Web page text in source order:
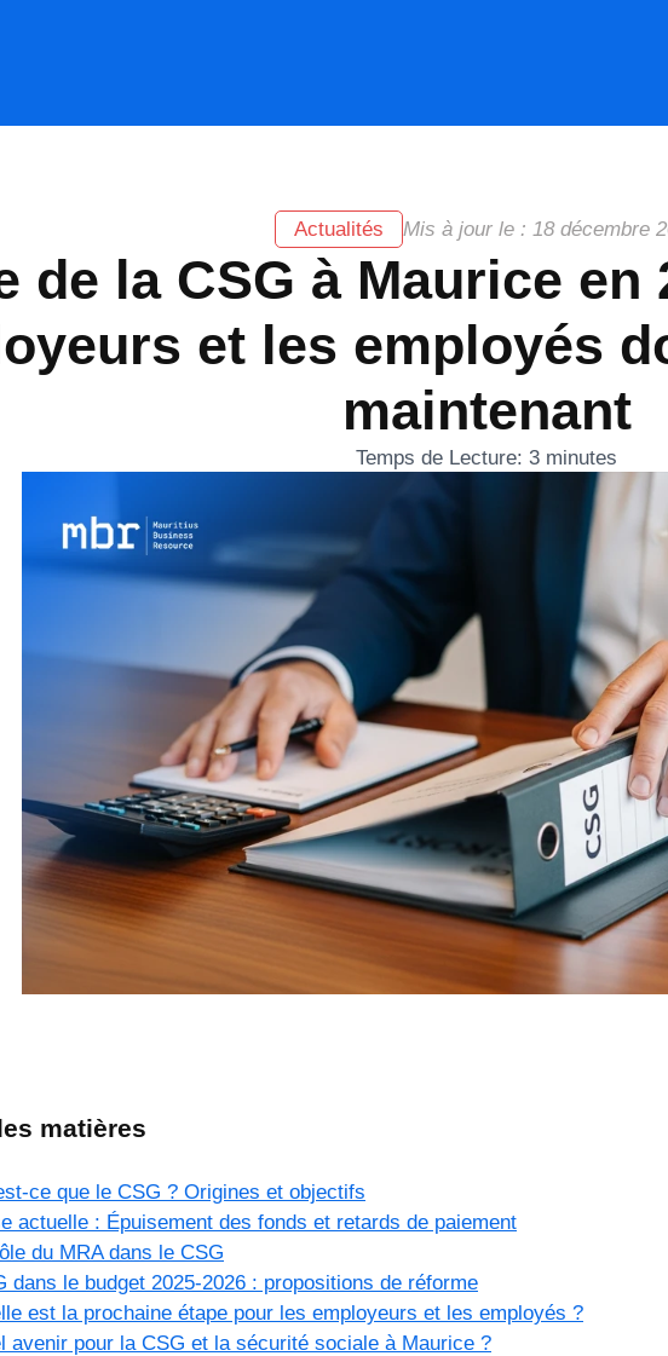
Actualités Mis à jour le : 18 décembre
de la CSG à Maurice en
et les employés
maintenant
Temps de Lecture: 3 minutes
matières
ce que le CSG ? Origines et objectifs
actuelle : Épuisement des fonds et retards de paiement
du MRA dans le CSG
dans le budget 2025-2026 : propositions de réforme
est la prochaine étape pour les employeurs et les employés ?
avenir pour la CSG et la sécurité sociale à Maurice ?